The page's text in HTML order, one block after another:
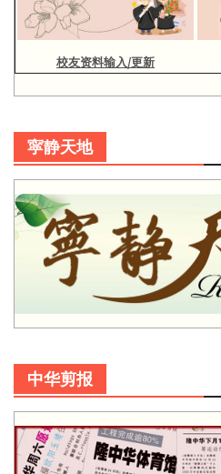
校友资料输入/更新
寜静天地
中华剪报